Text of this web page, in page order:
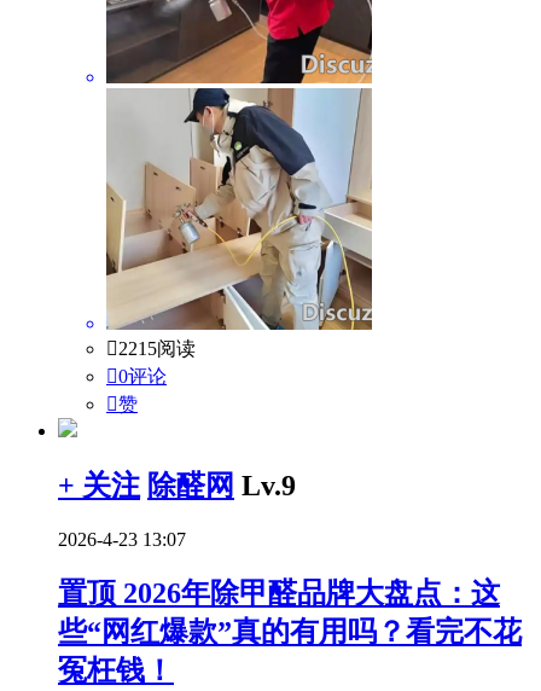
2215阅读
0评论
赞
+ 关注 除醛网 Lv.9
2026-4-23 13:07
置顶 2026年除甲醛品牌大盘点：这
些“网红爆款”真的有用吗？看完不花
冤枉钱！